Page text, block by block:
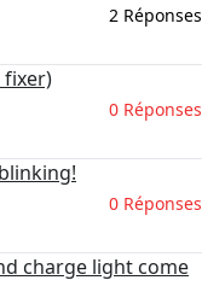
2 Réponses
0 Réponses
0 Réponses
charge light come